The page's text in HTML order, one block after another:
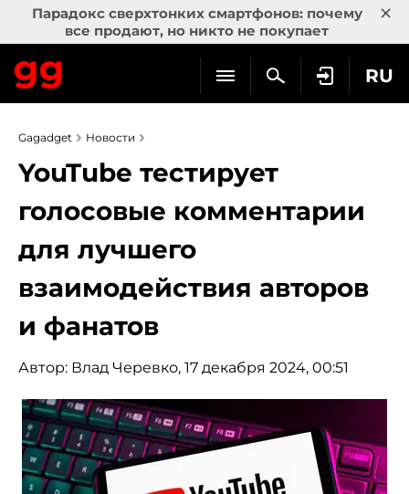
Парадокс сверхтонких смартфонов: почему
все продают, но никто не покупает
×
RU
Gagadget Новости
YouTube тестирует
голосовые комментарии
для лучшего
взаимодействия авторов
и фанатов
Автор: Влад Черевко, 17 декабря 2024, 00:51